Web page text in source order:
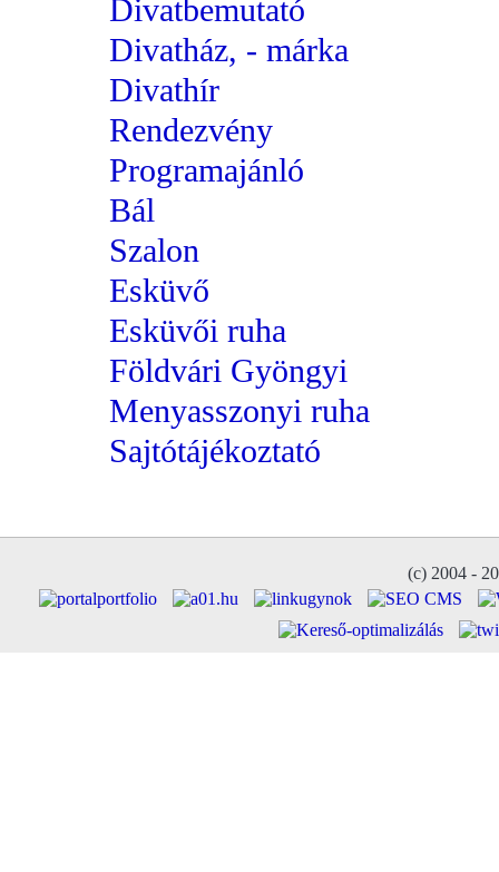
Divatbemutató
Divatház, - márka
Divathír
Rendezvény
Programajánló
Bál
Szalon
Esküvő
Esküvői ruha
Földvári Gyöngyi
Menyasszonyi ruha
Sajtótájékoztató
(c) 2004 -